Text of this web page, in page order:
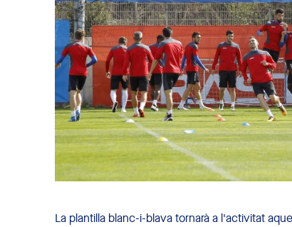
La plantilla blanc-i-blava tornarà a l'activitat